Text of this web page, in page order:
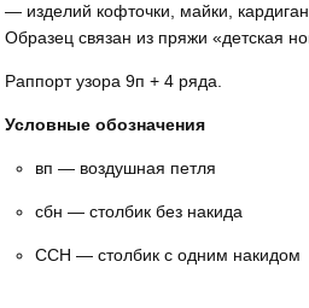
— изделий кофточки, майки,
Образец связан из пряжи «детская
Раппорт узора 9п + 4 ряда.
Условные обозначения
вп — воздушная петля
сбн — столбик без накида
ССН — столбик с одним накидом